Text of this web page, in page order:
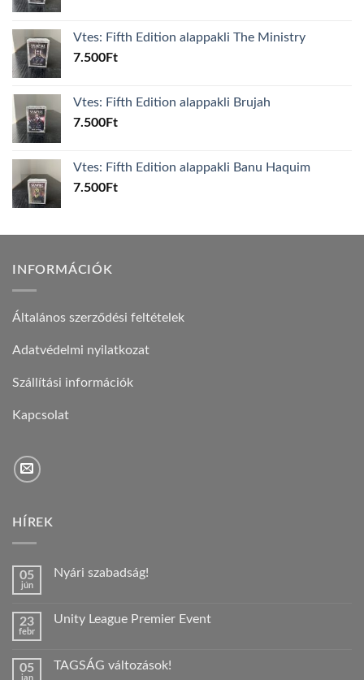
Vtes: Fifth Edition alappakli The Ministry
7.500Ft
Vtes: Fifth Edition alappakli Brujah
7.500Ft
Vtes: Fifth Edition alappakli Banu Haquim
7.500Ft
INFORMÁCIÓK
Általános szerződési feltételek
Adatvédelmi nyilatkozat
Szállítási információk
Kapcsolat
HÍREK
05
jún
Nyári szabadság!
Nyári
23
febr
Unity League Premier Event
Unity
05
jan
TAGSÁG változások!